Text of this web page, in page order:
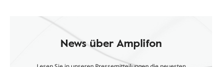
News über Amplifon